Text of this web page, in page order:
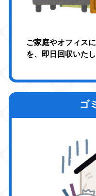
ご家庭やオフィス
を、即日回収いたし
ゴ